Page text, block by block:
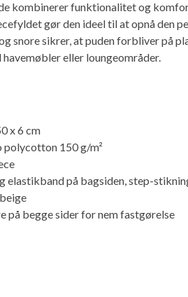
kombinerer funktionalitet og
gør den ideel til at opnå den
snore sikrer, at puden forbliver på
eller loungeområder.
x 6 cm
polycotton 150 g/m²
elastikband på bagsiden, step-
på begge sider for nem fastgørelse